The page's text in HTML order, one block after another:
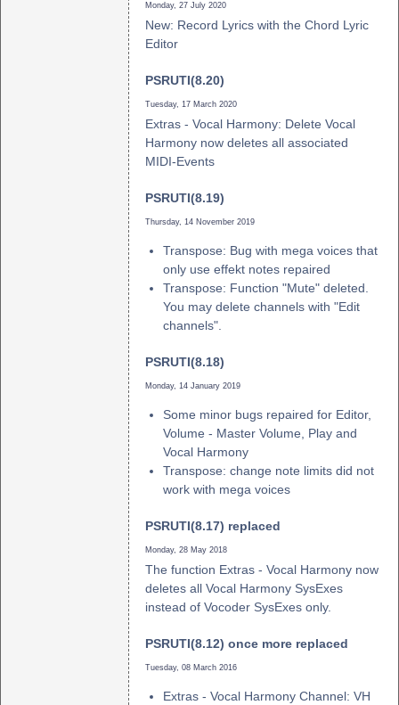
Monday, 27 July 2020
New: Record Lyrics with the Chord Lyric
Editor
PSRUTI(8.20)
Tuesday, 17 March 2020
Extras - Vocal Harmony: Delete Vocal
Harmony now deletes all associated
MIDI-Events
PSRUTI(8.19)
Thursday, 14 November 2019
Transpose: Bug with mega voices that
only use effekt notes repaired
Transpose: Function "Mute" deleted.
You may delete channels with "Edit
channels".
PSRUTI(8.18)
Monday, 14 January 2019
Some minor bugs repaired for Editor,
Volume - Master Volume, Play and
Vocal Harmony
Transpose: change note limits did not
work with mega voices
PSRUTI(8.17) replaced
Monday, 28 May 2018
The function Extras - Vocal Harmony now
deletes all Vocal Harmony SysExes
instead of Vocoder SysExes only.
PSRUTI(8.12) once more replaced
Tuesday, 08 March 2016
Extras - Vocal Harmony Channel: VH